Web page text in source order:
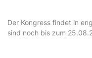
Der Kongress findet in
sind noch bis zum